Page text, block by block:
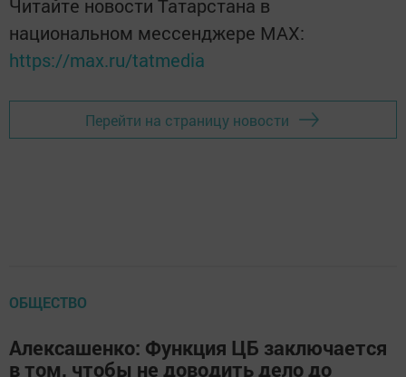
Читайте новости Татарстана в
национальном мессенджере MАХ:
https://max.ru/tatmedia
Перейти на страницу новости
ОБЩЕСТВО
Алексашенко: Функция ЦБ заключается
в том, чтобы не доводить дело до